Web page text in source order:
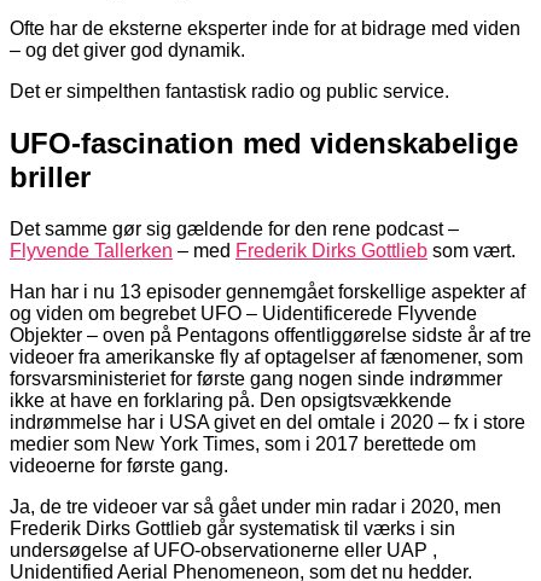
Ofte har de eksterne eksperter inde for at bidrage med viden
– og det giver god dynamik.
Det er simpelthen fantastisk radio og public service.
UFO-fascination med videnskabelige
briller
Det samme gør sig gældende for den rene podcast –
Flyvende Tallerken – med Frederik Dirks Gottlieb som vært.
Han har i nu 13 episoder gennemgået forskellige aspekter af
og viden om begrebet UFO – Uidentificerede Flyvende
Objekter – oven på Pentagons offentliggørelse sidste år af tre
videoer fra amerikanske fly af optagelser af fænomener, som
forsvarsministeriet for første gang nogen sinde indrømmer
ikke at have en forklaring på. Den opsigtsvækkende
indrømmelse har i USA givet en del omtale i 2020 – fx i store
medier som New York Times, som i 2017 berettede om
videoerne for første gang.
Ja, de tre videoer var så gået under min radar i 2020, men
Frederik Dirks Gottlieb går systematisk til værks i sin
undersøgelse af UFO-observationerne eller UAP ,
Unidentified Aerial Phenomeneon, som det nu hedder.